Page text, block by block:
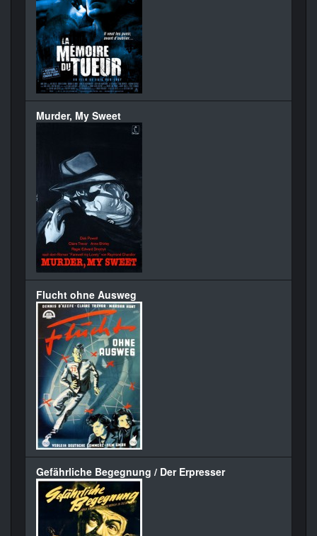
Murder, My Sweet
Flucht ohne Ausweg
Gefährliche Begegnung / Der Erpresser